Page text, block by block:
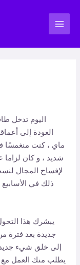
العودة إلى
ماي ، كنت منغمسًا
شديد ، و كان لزاما
لإفساح المجال
ذلك في
يبشرك هذا
جديدة بعد فترة
إلى خلق شيء جديد
يطلب منك العمل مع